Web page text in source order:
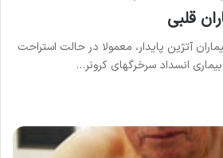
قلبی
آتژین پایدار، معمولا در حالت استراحت
انسداد سرخرگهای کرونر…